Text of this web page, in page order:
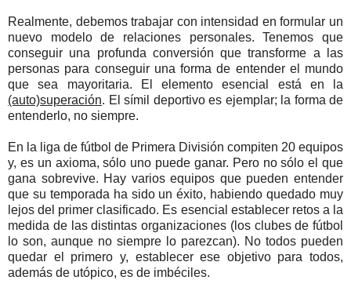
Realmente, debemos trabajar con intensidad en formular un
nuevo modelo de relaciones personales. Tenemos que
conseguir una profunda conversión que transforme a las
personas para conseguir una forma de entender el mundo
que sea mayoritaria. El elemento esencial está en la
(auto)superación. El símil deportivo es ejemplar; la forma de
entenderlo, no siempre.
En la liga de fútbol de Primera División compiten 20 equipos
y, es un axioma, sólo uno puede ganar. Pero no sólo el que
gana sobrevive. Hay varios equipos que pueden entender
que su temporada ha sido un éxito, habiendo quedado muy
lejos del primer clasificado. Es esencial establecer retos a la
medida de las distintas organizaciones (los clubes de fútbol
lo son, aunque no siempre lo parezcan). No todos pueden
quedar el primero y, establecer ese objetivo para todos,
además de utópico, es de imbéciles.